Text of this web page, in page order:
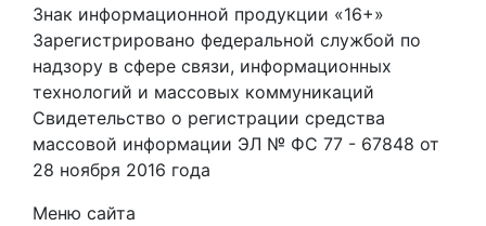
Знак информационной продукции «16+»
Зарегистрировано федеральной службой по
надзору в сфере связи, информационных
технологий и массовых коммуникаций
Свидетельство о регистрации средства
массовой информации ЭЛ № ФС 77 - 67848 от
28 ноября 2016 года
Меню сайта